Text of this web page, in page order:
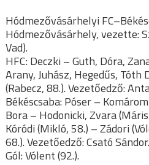
Hódmezővásárhelyi
Hódmezővásárhely, vezette:
Vad).
HFC: Deczki – Guth, Dóra,
Arany, Juhász, Hegedűs, Tóth
(Rabecz, 88.). Vezetőedző:
Békéscsaba: Póser –
Bora – Hodonicki, Zvara
Kóródi (Mikló, 58.) – Zádori
68.). Vezetőedző: Csató Sándor.
Gól: Vólent (92.).